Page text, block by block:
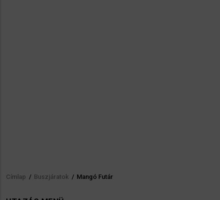
Morzsa
Címlap / Buszjáratok / Mangó Futár